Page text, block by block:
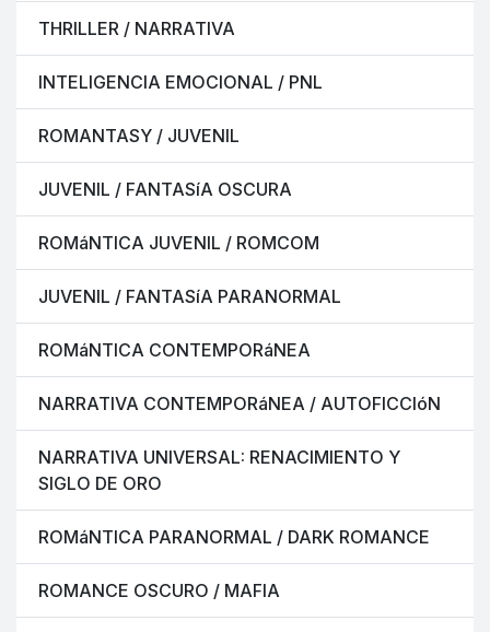
THRILLER / NARRATIVA
INTELIGENCIA EMOCIONAL / PNL
ROMANTASY / JUVENIL
JUVENIL / FANTASíA OSCURA
ROMáNTICA JUVENIL / ROMCOM
JUVENIL / FANTASíA PARANORMAL
ROMáNTICA CONTEMPORáNEA
NARRATIVA CONTEMPORáNEA / AUTOFICCIóN
NARRATIVA UNIVERSAL: RENACIMIENTO Y
SIGLO DE ORO
ROMáNTICA PARANORMAL / DARK ROMANCE
ROMANCE OSCURO / MAFIA